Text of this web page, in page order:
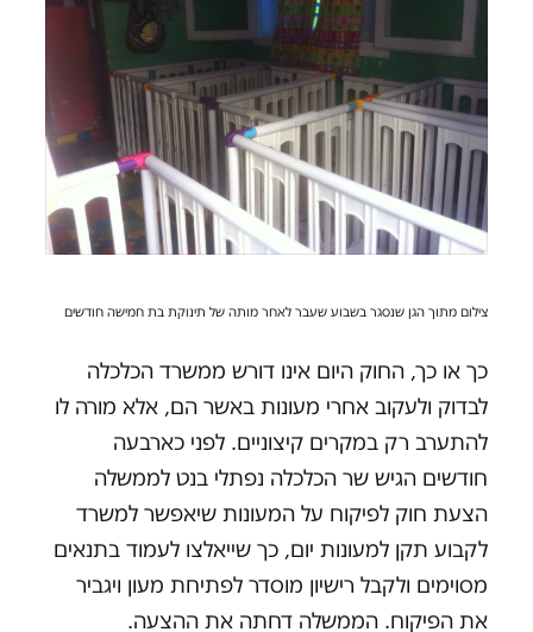
צילום מתוך הגן שנסגר בשבוע שעבר לאחר מותה של תינוקת בת חמישה חודשים
כך או כך, החוק היום אינו דורש ממשרד הכלכלה
לבדוק ולעקוב אחרי מעונות באשר הם, אלא מורה לו
להתערב רק במקרים קיצוניים. לפני כארבעה
חודשים הגיש שר הכלכלה נפתלי בנט לממשלה
הצעת חוק לפיקוח על המעונות שיאפשר למשרד
לקבוע תקן למעונות יום, כך שייאלצו לעמוד בתנאים
מסוימים ולקבל רישיון מוסדר לפתיחת מעון ויגביר
את הפיקוח. הממשלה דחתה את ההצעה.